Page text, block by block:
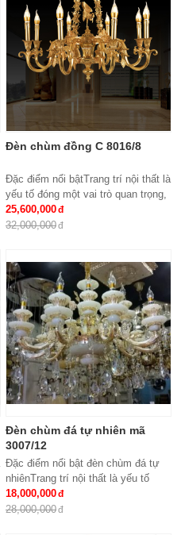
Đèn chùm đồng C 8016/8
Đặc điểm nổi bậtTrang trí nội thất là
yếu tố đóng một vai trò quan trọng,
đem lại những giá trị thực sự cho
cả căn hộ của gia...
25,600,000
32,000,000
Đèn chùm đá tự nhiên mã
3007/12
Đặc điểm nổi bật đèn chùm đá tự
nhiênTrang trí nội thất là yếu tố
đóng một vai trò quan trọng, đem lại
những giá trị thực sự cho cả...
18,000,000
28,000,000